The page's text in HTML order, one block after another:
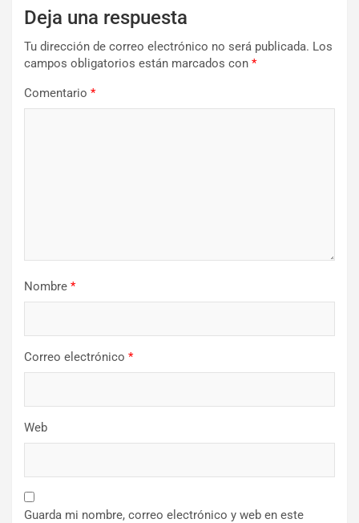
Deja una respuesta
Tu dirección de correo electrónico no será publicada. Los
campos obligatorios están marcados con *
Comentario *
Nombre *
Correo electrónico *
Web
Guarda mi nombre, correo electrónico y web en este